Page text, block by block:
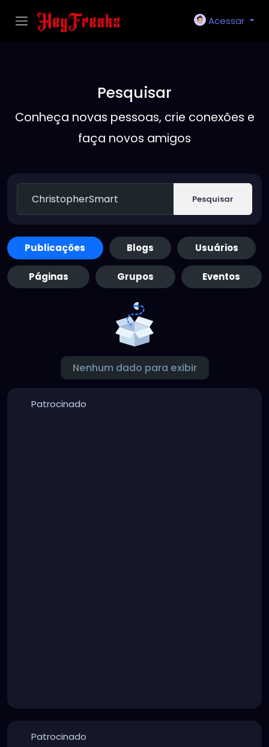
Acessar
Pesquisar
Conheça novas pessoas, crie conexões e
faça novos amigos
Pesquisar
Publicações Blogs Usuários
Páginas Grupos Eventos
Nenhum dado para exibir
Patrocinado
Patrocinado